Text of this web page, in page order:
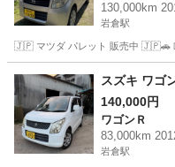
130,000km
岩倉駅
🇯🇵 マツダ パレット 販売中 🇯🇵🚗 💴
愛知 岩倉市 岩倉駅 パ
スズキ ワゴ
140,000円
ワゴンＲ
83,000km
岩倉駅